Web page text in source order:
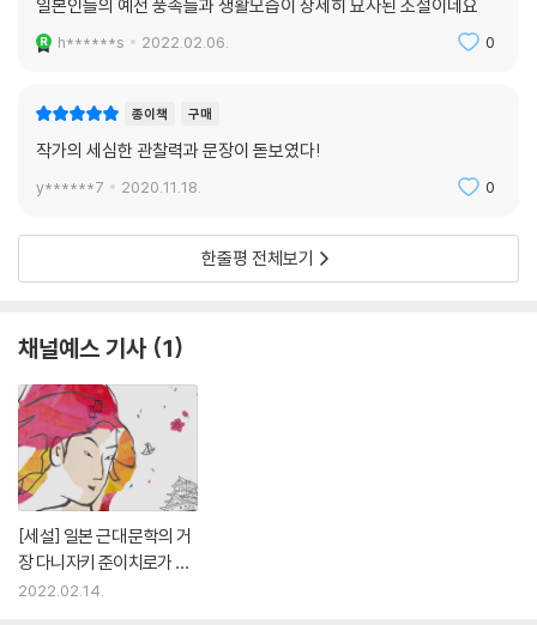
일본인들의 예전 풍속들과 생활모습이 상세히 묘사된 소설이네요
h******s 2022.02.06. 0
종이책 구매
작가의 세심한 관찰력과 문장이 돋보였다!
y******7 2020.11.18. 0
한줄평 전체보기
채널예스 기사 1
[세설] 일본 근대 문학의 거
장 다니자키 준이치로가 그
려 낸 당대 일본 사회
2022.02.14.